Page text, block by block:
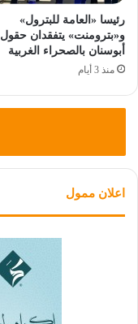
رئيسا «العامة للبترول»
و«بترومنت» يتفقدان حقول
أبوسنان بالصحراء الغربية
منذ 3 أيام
اعلان ممول